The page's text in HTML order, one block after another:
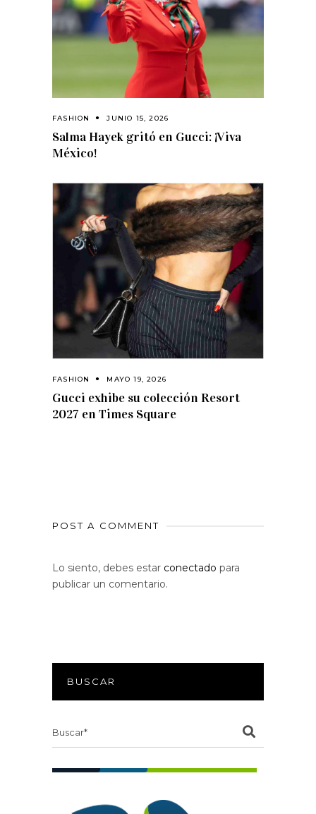
FASHION JUNIO 15, 2026
Salma Hayek gritó en Gucci: ¡Viva
México!
FASHION MAYO 19, 2026
Gucci exhibe su colección Resort
2027 en Times Square
POST A COMMENT
Lo siento, debes estar conectado para
publicar un comentario.
BUSCAR